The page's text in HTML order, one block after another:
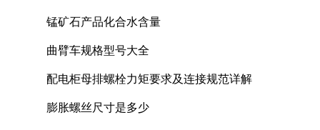
锰矿石产品化合水含量
曲臂车规格型号大全
配电柜母排螺栓力矩要求及连接规范详解
膨胀螺丝尺寸是多少